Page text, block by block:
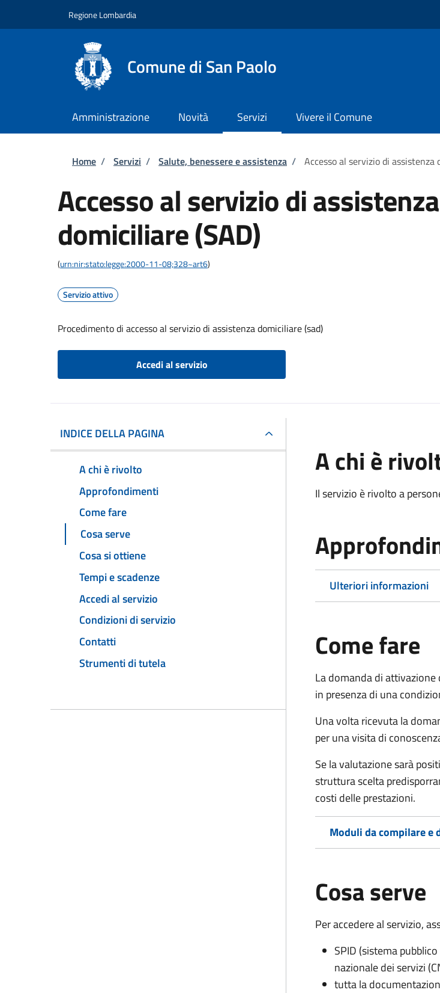
Regione Lombardia
Comune di San Paolo
Amministrazione Novità Servizi Vivere il Comune
Briciole di pane
Home / Servizi / Salute, benessere e assistenza / Accesso al servizio di assistenza
Accesso al servizio di assistenza
domiciliare (SAD)
(urn:nir:stato:legge:2000-11-08;328~art6)
Servizio attivo
Procedimento di accesso al servizio di assistenza domiciliare (sad)
Accedi al servizio
INDICE DELLA PAGINA
A chi è rivolto
Approfondimenti
Come fare
Cosa serve
Cosa si ottiene
Tempi e scadenze
Accedi al servizio
Condizioni di servizio
Contatti
Strumenti di tutela
A chi è
Il servizio è rivolto a
Ulteriori informazioni
Come fare
La domanda di
in presenza di una
Una volta ricevuta la
per una visita di
Se la valutazione sarà
struttura scelta
costi delle prestazioni.
Moduli da compilare e
Cosa serve
Per accedere al servizio,
SPID (sistema
nazionale dei servizi
tutta la